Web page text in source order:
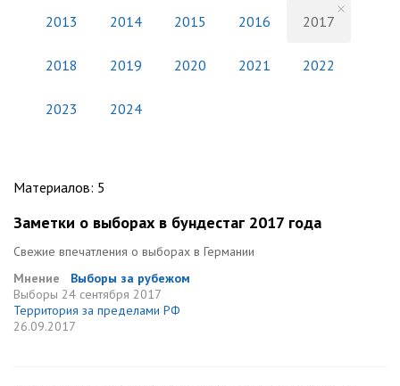
2013 2014 2015 2016 2017
2018 2019 2020 2021 2022
2023 2024
Материалов: 5
Заметки о выборах в бундестаг 2017 года
Cвежие впечатления о выборах в Германии
Мнение
Выборы за рубежом
Выборы 24 сентября 2017
Территория за пределами РФ
26.09.2017